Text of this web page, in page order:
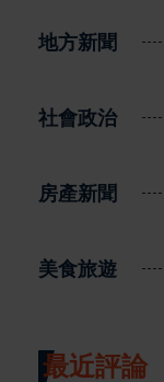
地方新聞
社會政治
房產新聞
美食旅遊
最近評論